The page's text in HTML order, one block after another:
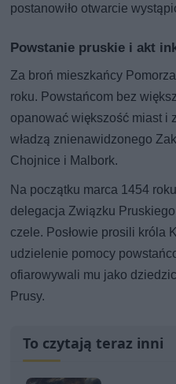
postanowiło otwarcie
Powstanie pruskie i akt
Za broń mieszkańcy
roku. Powstańcom bez
opanować większość miast i
władzą znienawidzonego
Chojnice i Malbork.
Na początku marca 1454
delegacja Związku
czele. Posłowie prosili króla
udzielenie pomocy
ofiarowywali mu jako
Prusy.
To czytają teraz inni